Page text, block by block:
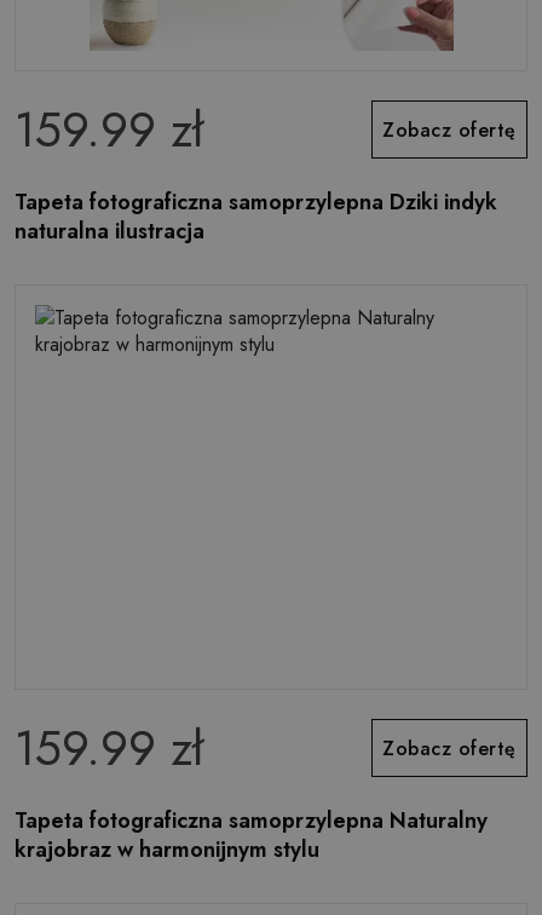
159.99 zł Zobacz ofertę
Tapeta fotograficzna samoprzylepna Dziki indyk
naturalna ilustracja
159.99 zł Zobacz ofertę
Tapeta fotograficzna samoprzylepna Naturalny
krajobraz w harmonijnym stylu